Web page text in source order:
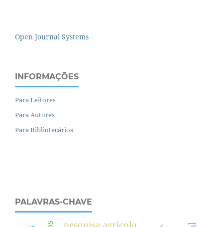
Open Journal Systems
INFORMAÇÕES
Para Leitores
Para Autores
Para Bibliotecários
PALAVRAS-CHAVE